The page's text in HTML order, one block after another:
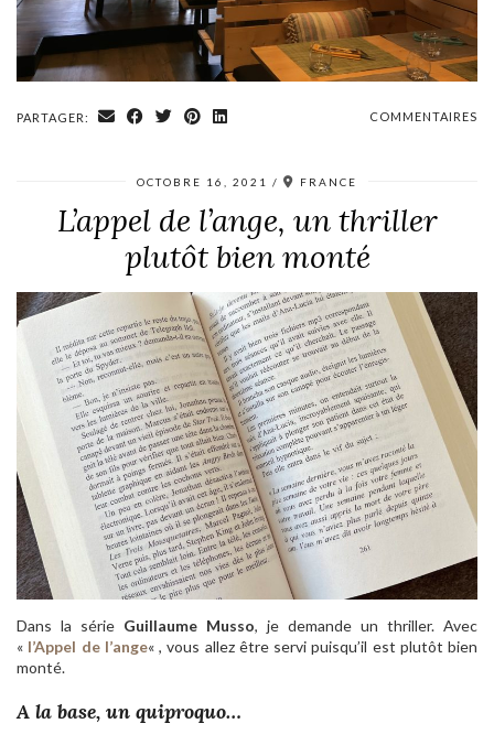
PARTAGER: COMMENTAIRES
OCTOBRE 16, 2021 FRANCE
L’appel de l’ange, un thriller
plutôt bien monté
Dans la série Guillaume Musso, je demande un thriller. Avec
« l’Appel de l’ange« , vous allez être servi puisqu’il est plutôt bien
monté.
A la base, un quiproquo…